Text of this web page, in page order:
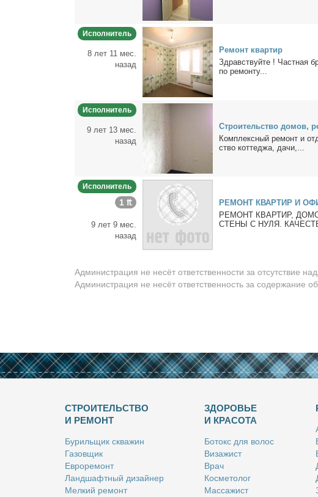
Исполнитель
8 лет 11 мес.
назад
Ре­монт квар­тир
Здрав­ствуй­те ! Част­ная
по ре­мон­ту...
Исполнитель
9 лет 13 мес.
назад
Стро­и­тель­ство до­мов,
Ком­плекс­ный ре­монт и
ство кот­те­джа, да­чи,...
Исполнитель
1 ₶
9 лет 9 мес.
назад
РЕМОНТ КВАРТИР И
РЕМОНТ КВАРТИР,
СТЕНЫ С НУЛЯ.
Администрация не несёт ответственности за отсутствие
Администрация не несёт ответственность за содержание
СТРОИТЕЛЬСТВО
И РЕМОНТ
Бу­риль­щик сква­жин
Га­зов­щик
Ев­ро­ре­монт
Ланд­шафт­ный ди­зай­нер
Мел­кий ре­монт
ЗДОРОВЬЕ
И КРАСОТА
Бо­токс для во­лос
Ви­за­жист
Врач
Кос­ме­то­лог
Мас­са­жист